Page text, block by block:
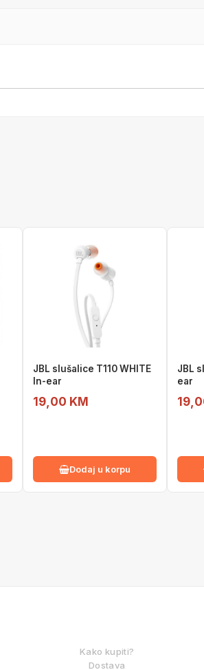
JBL slušalice T110 WHITE
In-ear
19,00 KM
Dodaj u korpu
JBL
ear
Kako kupiti?
Dostava